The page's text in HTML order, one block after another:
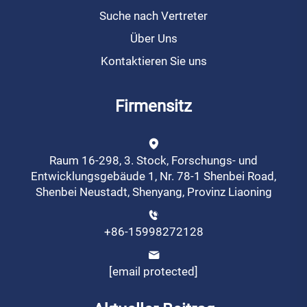
Suche nach Vertreter
Über Uns
Kontaktieren Sie uns
Firmensitz
Raum 16-298, 3. Stock, Forschungs- und
Entwicklungsgebäude 1, Nr. 78-1 Shenbei Road,
Shenbei Neustadt, Shenyang, Provinz Liaoning
+86-15998272128
[email protected]